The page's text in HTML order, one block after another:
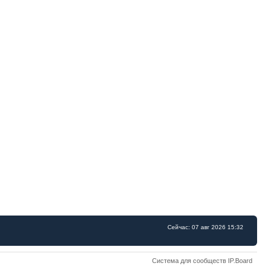
Сейчас: 07 авг 2026 15:32
Система для сообществ IP.Board